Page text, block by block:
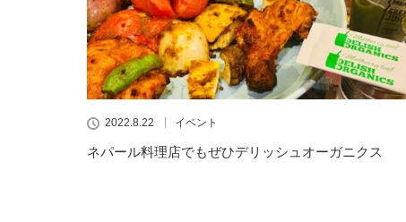
2022.8.22 イベント
ネパール料理店でもぜひデリッシュオーガニクス